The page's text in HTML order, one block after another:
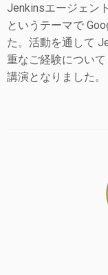
Jenkinsエージェン
というテーマで
た。活動を通して
重なご経験につい
講演となりました。